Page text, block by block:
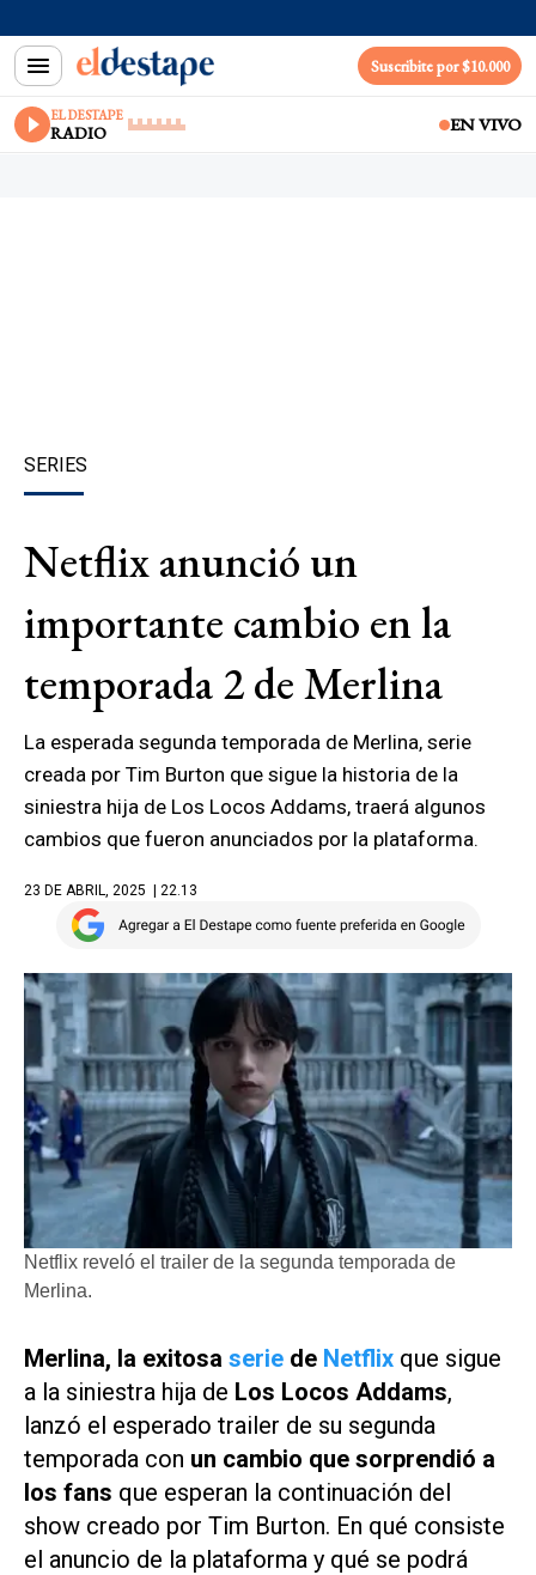
Suscribite por $10.000
EL DESTAPE
RADIO EN VIVO
SERIES
Netflix anunció un
importante cambio en la
temporada 2 de Merlina
La esperada segunda temporada de Merlina, serie
creada por Tim Burton que sigue la historia de la
siniestra hija de Los Locos Addams, traerá algunos
cambios que fueron anunciados por la plataforma.
23 DE ABRIL, 2025 | 22.13
Netflix reveló el trailer de la segunda temporada de
Merlina.
Merlina, la exitosa serie de Netflix que sigue
a la siniestra hija de Los Locos Addams,
lanzó el esperado trailer de su segunda
temporada con un cambio que sorprendió a
los fans que esperan la continuación del
show creado por Tim Burton. En qué consiste
el anuncio de la plataforma y qué se podrá